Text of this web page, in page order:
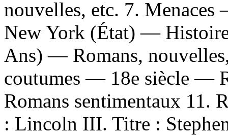
nouvelles, etc. 7.
New York (État) —
Ans) — Romans,
coutumes — 18e siècle —
Romans sentimentaux 11.
: Lincoln III. Titre :